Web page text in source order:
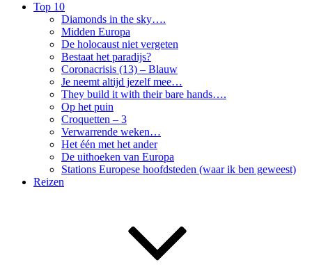
Top 10
Diamonds in the sky….
Midden Europa
De holocaust niet vergeten
Bestaat het paradijs?
Coronacrisis (13) – Blauw
Je neemt altijd jezelf mee…
They build it with their bare hands….
Op het puin
Croquetten – 3
Verwarrende weken…
Het één met het ander
De uithoeken van Europa
Stations Europese hoofdsteden (waar ik ben geweest)
Reizen